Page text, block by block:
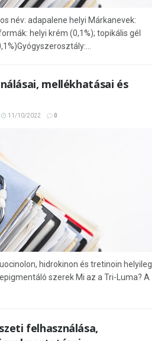
név: adapalene helyi Márkanevek:
helyi krém (0,1%); topikális gél
mellékhatásai és
11/10/2022 0
hidrokinon és tretinoin helyileg
szerek Mi az a Tri-Luma? A
felhasználása,